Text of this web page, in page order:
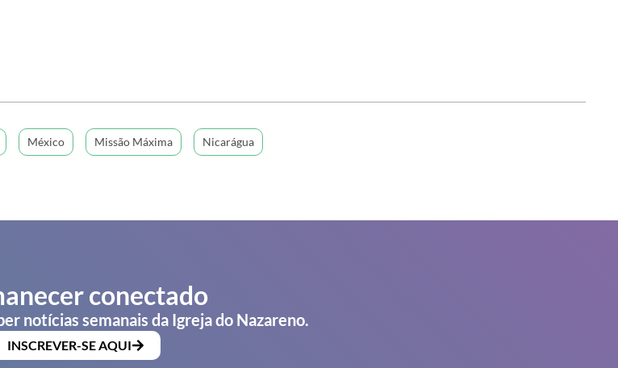
México Missão Máxima Nicarágua
conectado
notícias semanais da Igreja do Nazareno.
INSCREVER-SE AQUI